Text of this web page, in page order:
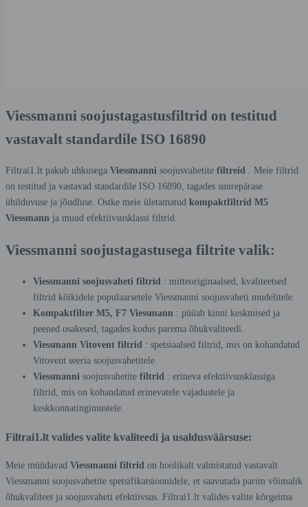
Viessmanni soojustagastusfiltrid on testitud
vastavalt standardile ISO 16890
Filtrai1.lt pakub uhkusega Viessmanni soojusvahetite filtreid . Meie filtrid
on testitud ja vastavad standardile ISO 16890, tagades suurepärase
ühilduvuse ja jõudluse. Ostke meie ületamatud kompaktfiltrid M5
Viessmann ja muud efektiivsusklassi filtrid.
Viessmanni soojustagastusega filtrite valik:
Viessmanni soojusvaheti filtrid : mitteoriginaalsed, kvaliteetsed
filtrid kõikidele populaarsetele Viessmanni soojusvaheti mudelitele.
Kompaktfilter M5, F7 Viessmann : püüab kinni keskmised ja
peened osakesed, tagades kodus parema õhukvaliteedi.
Viessmann Vitovent filtrid : spetsiaalsed filtrid, mis on kohandatud
Vitovent seeria soojusvahetitele
Viessmanni soojusvahetite filtrid : erineva efektiivsusklassiga
filtrid, mis on kohandatud erinevatele vajadustele ja
keskkonnatingimustele.
Filtrai1.lt valides valite kvaliteedi ja usaldusväärsuse:
Meie müüdavad Viessmanni filtrid on hoolikalt valmistatud vastavalt
Viessmanni soojusvahetite spetsifikatsioonidele, et saavutada parim võimalik
õhukvaliteet ja soojusvaheti efektiivsus. Filtrai1.lt valides valite kõrgeima